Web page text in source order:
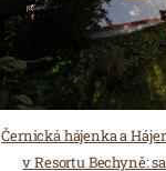
Černická hájenka a
v Resortu Bechyně: